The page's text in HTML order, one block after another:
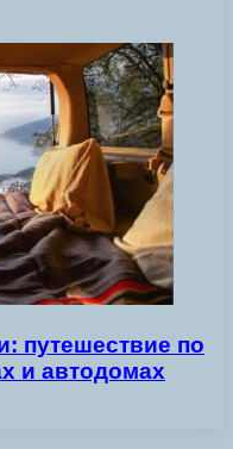
путешествие по
и автодомах